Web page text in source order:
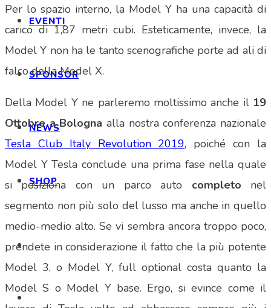
EVENTI
SPONSOR
NEWS
SHOP
Per lo spazio interno, la Model Y ha una capacità di
carico di 1,87 metri cubi. Esteticamente, invece, la
Model Y non ha le tanto scenografiche porte ad ali di
falco della Model X.
Della Model Y ne parleremo moltissimo anche il 19
Ottobre a Bologna alla nostra conferenza nazionale
Tesla Club Italy Revolution 2019, poiché con la
Model Y Tesla conclude una prima fase nella quale
si posiziona con un parco auto completo nel
segmento non più solo del lusso ma anche in quello
medio-medio alto. Se vi sembra ancora troppo poco,
prendete in considerazione il fatto che la più potente
Model 3, o Model Y, full optional costa quanto la
Model S o Model Y base. Ergo, si evince come il